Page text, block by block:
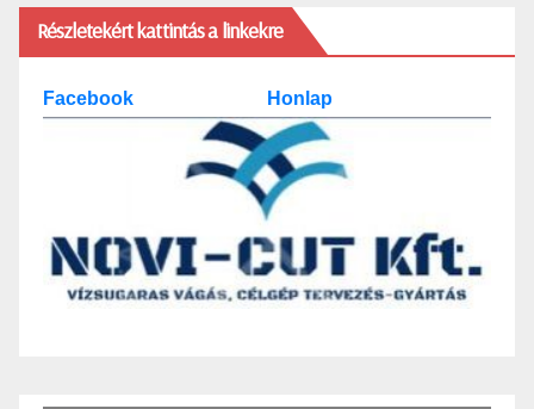
Részletekért kattintás a linkekre
Facebook Honlap